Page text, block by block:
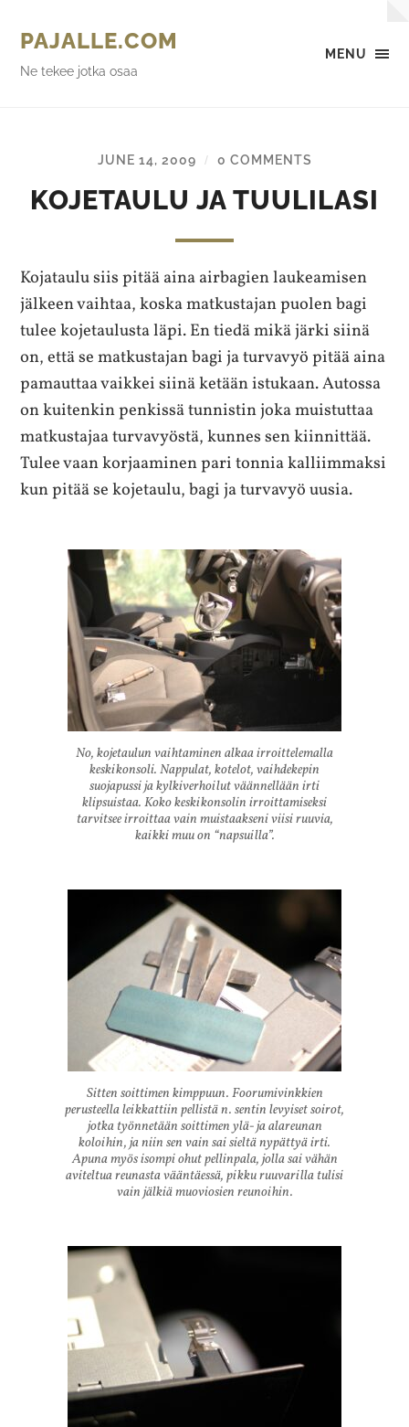
MENU
PAJALLE.COM
Ne tekee jotka osaa
JUNE 14, 2009 / 0 COMMENTS
KOJETAULU JA TUULILASI
Kojataulu siis pitää aina airbagien laukeamisen
jälkeen vaihtaa, koska matkustajan puolen bagi
tulee kojetaulusta läpi. En tiedä mikä järki siinä
on, että se matkustajan bagi ja turvavyö pitää aina
pamauttaa vaikkei siinä ketään istukaan. Autossa
on kuitenkin penkissä tunnistin joka muistuttaa
matkustajaa turvavyöstä, kunnes sen kiinnittää.
Tulee vaan korjaaminen pari tonnia kalliimmaksi
kun pitää se kojetaulu, bagi ja turvavyö uusia.
No, kojetaulun vaihtaminen alkaa irroittelemalla
keskikonsoli. Nappulat, kotelot, vaihdekepin
suojapussi ja kylkiverhoilut väännellään irti
klipsuistaa. Koko keskikonsolin irroittamiseksi
tarvitsee irroittaa vain muistaakseni viisi ruuvia,
kaikki muu on “napsuilla”.
Sitten soittimen kimppuun. Foorumivinkkien
perusteella leikkattiin pellistä n. sentin levyiset soirot,
jotka työnnetään soittimen ylä- ja alareunan
koloihin, ja niin sen vain sai sieltä nypättyä irti.
Apuna myös isompi ohut pellinpala, jolla sai vähän
aviteltua reunasta vääntäessä, pikku ruuvarilla tulisi
vain jälkiä muoviosien reunoihin.